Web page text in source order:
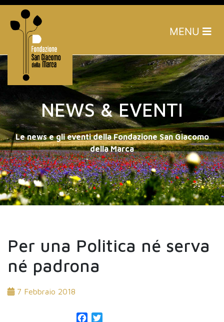
MENU
NEWS & EVENTI
Le news e gli eventi della Fondazione San Giacomo
della Marca
Per una Politica né serva
né padrona
7 Febbraio 2018
Facebook